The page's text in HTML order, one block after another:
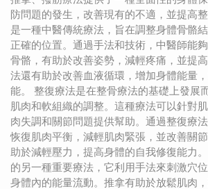
防問題的發生，改善現有的不適，並提高
是一種中醫傳統療法，旨在調整身體骨骼
正確的位置。通過手法和技術，中醫師能
骨骼，有助於改善姿勢，減輕疼痛，並提
法還有助於改善血液循環，增加身體能量
能。 整復療法是在整骨療法的基礎上發展
肌肉和軟組織的調整。這種療法可以針對
肉失調和關節問題提供幫助。通過整復療
恢復肌肉平衡，減輕肌肉緊張，並改善關
助於減輕壓力，提高身體的自我修復能力
的另一種重要療法，它利用手法來刺激穴
身體內的能量流動。推拿有助於放鬆肌肉